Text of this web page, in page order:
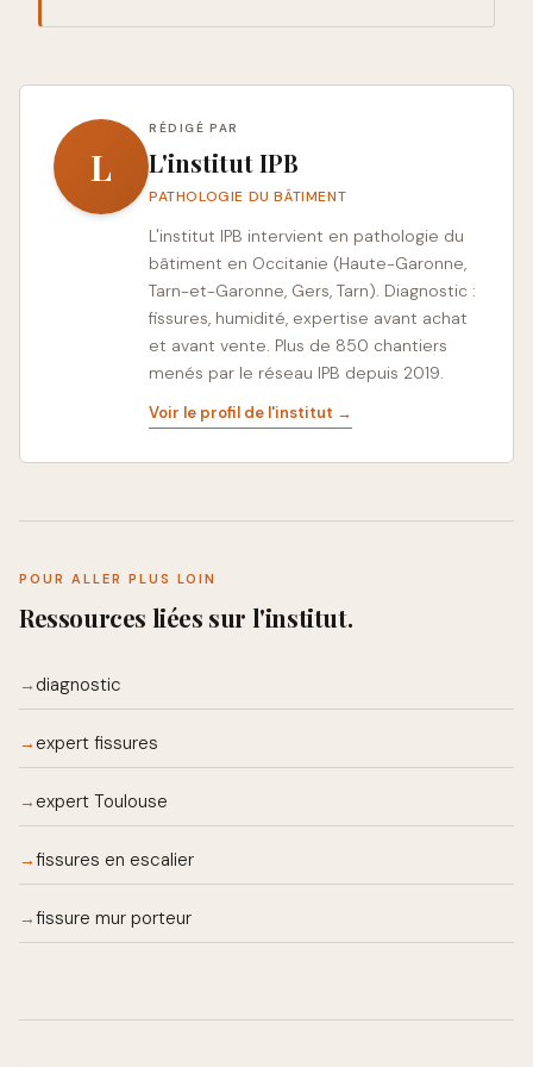
L
RÉDIGÉ PAR
L'institut IPB
PATHOLOGIE DU BÂTIMENT
L'institut IPB intervient en pathologie du
bâtiment en Occitanie (Haute-Garonne,
Tarn-et-Garonne, Gers, Tarn). Diagnostic :
fissures, humidité, expertise avant achat
et avant vente. Plus de 850 chantiers
menés par le réseau IPB depuis 2019.
Voir le profil de l'institut →
POUR ALLER PLUS LOIN
Ressources liées sur l'institut.
→ diagnostic
→ expert fissures
→ expert Toulouse
→fissures en escalier
→fissure mur porteur